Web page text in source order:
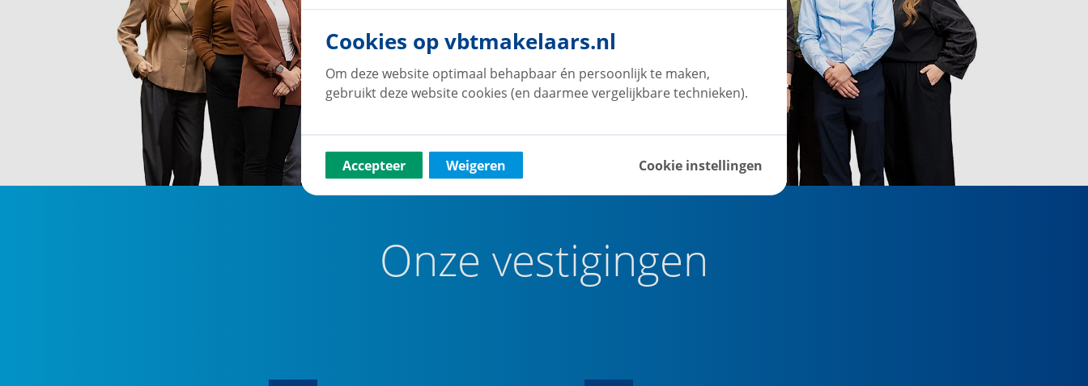
Onze vestigingen
Cookies op vbtmakelaars.nl
Om deze website optimaal behapbaar én persoonlijk te maken,
gebruikt deze website cookies (en daarmee vergelijkbare technieken).
Accepteer Weigeren Cookie instellingen